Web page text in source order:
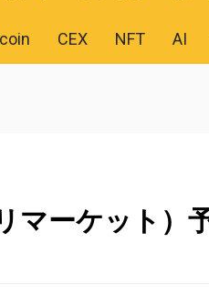
CEX NFT AI
ーケット）